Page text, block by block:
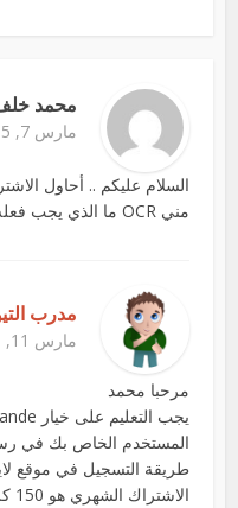
محمد
مارس 7, 2015 الساعة 7:26 م
السلام عليكم .. أحاول
مني OCR ما الذي يجب فعله في هذه الحالة ؟؟ شكرا جزيلاً .
مدرب
مارس 11, 2015 الساعة 2:29 م
مرحبا محمد
المستخدم الخاص بك في
طريقة التسجيل في موقع
الاشتراك الشهري هو 150 كرون شهرين 300 كرون 3